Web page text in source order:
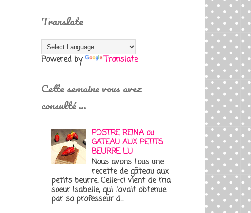
Translate
Powered by Translate
Cette semaine vous avez
consulté …
POSTRE REINA ou
GATEAU AUX PETITS
BEURRE LU
Nous avons tous une
recette de gâteau aux
petits beurre. Celle-ci vient de ma
soeur Isabelle, qui l'avait obtenue
par sa professeur d...